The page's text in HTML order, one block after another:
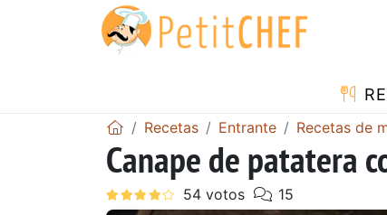
Recetas Entrante Recetas de
Canape de patatera